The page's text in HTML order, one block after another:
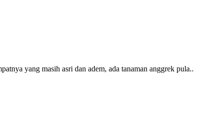
yang masih asri dan adem, ada tanaman anggrek pula..